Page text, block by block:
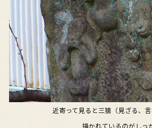
近寄って見ると三猿（見ざる、
描かれているのがしっ